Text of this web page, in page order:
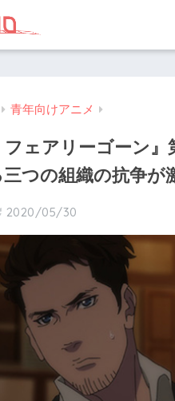
青年向けアニメ
フェアリーゴーン
つの組織の抗争が
2020/05/30